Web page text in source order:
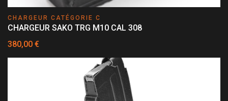
CHARGEUR CATÉGORIE C
CHARGEUR SAKO TRG M10 CAL 308
380,00 €